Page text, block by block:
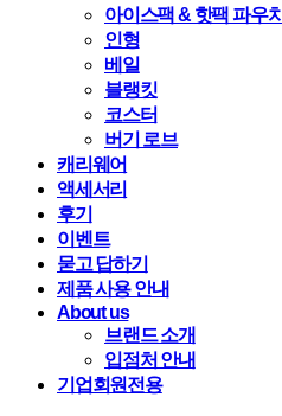
아이스팩 & 핫팩 파우치
인형
베일
블랭킷
코스터
버기 로브
캐리웨어
액세서리
후기
이벤트
묻고 답하기
제품 사용 안내
About us
브랜드 소개
입점처 안내
기업회원전용